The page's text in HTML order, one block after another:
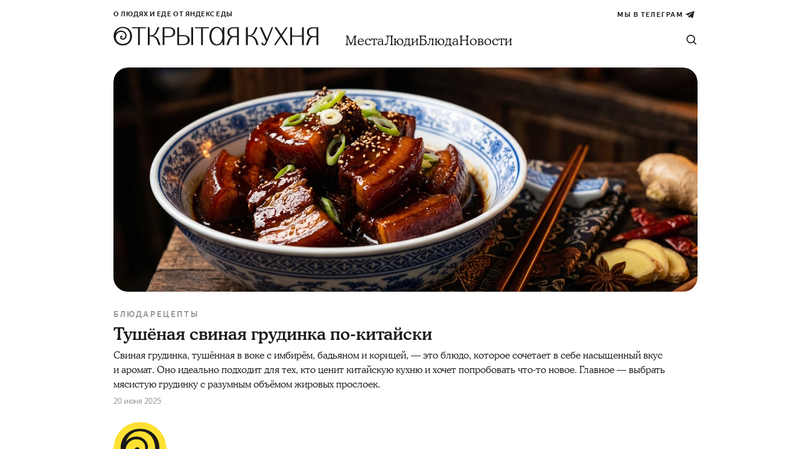
О ЛЮДЯХ И ЕДЕ ОТ ЯНДЕКС ЕДЫ МЫ В ТЕЛЕГРАМ
МестаЛюдиБлюдаНовости
БЛЮДА РЕЦЕПТЫ
Тушёная свиная грудинка по-китайски
Свиная грудинка, тушённая в воке с имбирём, бадьяном и корицей, — это блюдо, которое сочетает в себе насыщенный вкус
и аромат. Оно идеально подходит для тех, кто ценит китайскую кухню и хочет попробовать что-то новое. Главное — выбрать
мясистую грудинку с разумным объёмом жировых прослоек.
20 июня 2025